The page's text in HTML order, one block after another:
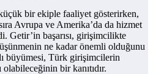
bir ekiple faaliyet gösterirken,
Avrupa ve Amerika’da da hizmet
Getir’in başarısı, girişimcilikte
ne kadar önemli olduğunu
büyümesi, Türk girişimcilerin
olabileceğinin bir kanıtıdır.